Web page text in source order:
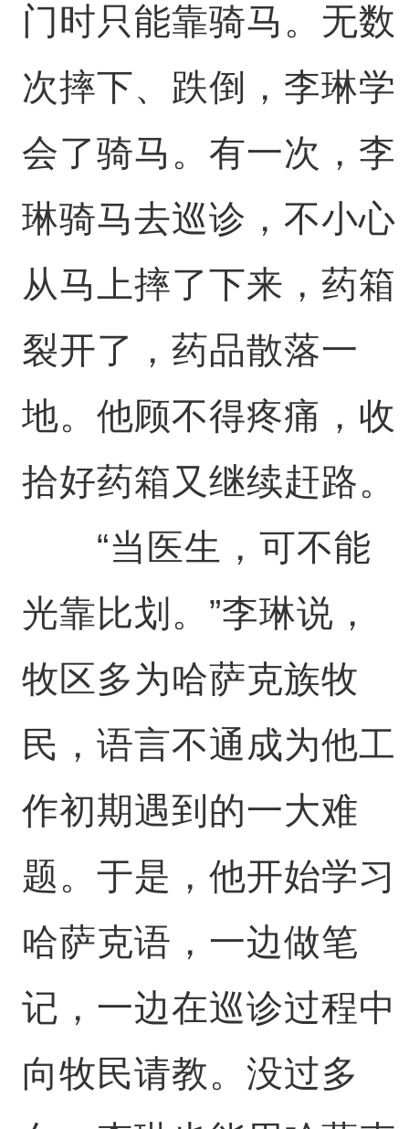
门时只能靠骑马。无数
次摔下、跌倒，李琳学
会了骑马。有一次，李
琳骑马去巡诊，不小心
从马上摔了下来，药箱
裂开了，药品散落一
地。他顾不得疼痛，收
拾好药箱又继续赶路。
“当医生，可不能
光靠比划。”李琳说，
牧区多为哈萨克族牧
民，语言不通成为他工
作初期遇到的一大难
题。于是，他开始学习
哈萨克语，一边做笔
记，一边在巡诊过程中
向牧民请教。没过多